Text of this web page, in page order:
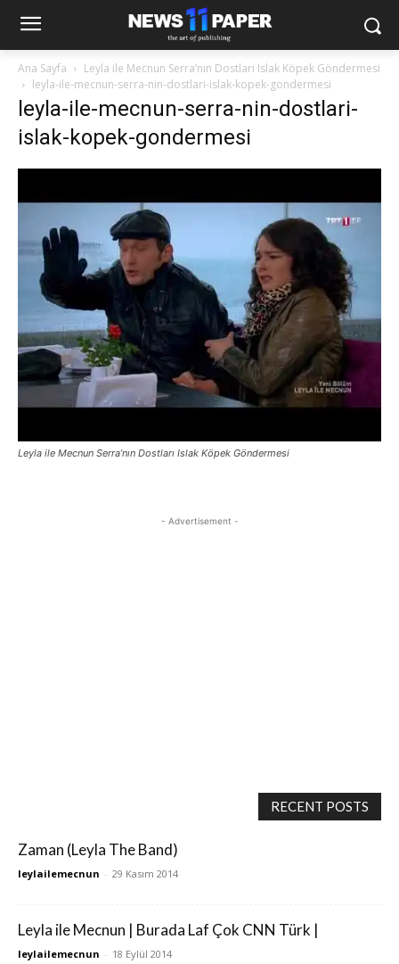
Ana Sayfa
Leyla ile Mecnun Serra’nın Dostları Islak Köpek Göndermesi
leyla-ile-mecnun-serra-nin-dostlari-islak-kopek-gondermesi
leyla-ile-mecnun-serra-nin-dostlari-
islak-kopek-gondermesi
Leyla ile Mecnun Serra’nın Dostları Islak Köpek Göndermesi
- Advertisement -
RECENT POSTS
Zaman (Leyla The Band)
leylailemecnun - 29 Kasım 2014
Leyla ile Mecnun | Burada Laf Çok CNN Türk |
leylailemecnun - 18 Eylül 2014